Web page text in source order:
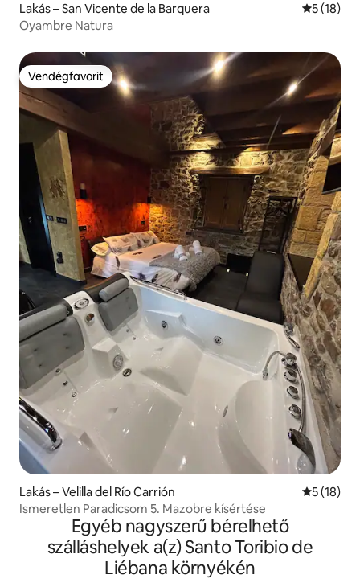
Lakás – San Vicente de la Barquera Átlagos
5 (18)
Oyambre Natura
Vendégfavorit
Vendégfavorit
Lakás – Velilla del Río Carrión Átlagos
5 (18)
Ismeretlen Paradicsom 5. Mazobre kísértése
Egyéb nagyszerű bérelhető
szálláshelyek a(z) Santo Toribio de
Liébana környékén